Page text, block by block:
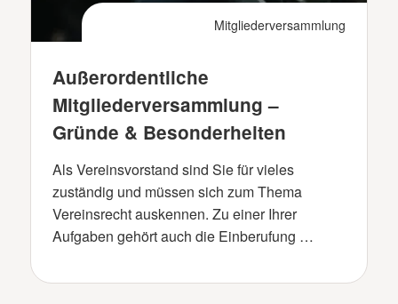
Mitgliederversammlung
Außerordentliche
Mitgliederversammlung –
Gründe & Besonderheiten
Als Vereinsvorstand sind Sie für vieles
zuständig und müssen sich zum Thema
Vereinsrecht auskennen. Zu einer Ihrer
Aufgaben gehört auch die Einberufung …